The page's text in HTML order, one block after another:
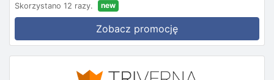
Skorzystano 12 razy.
new
Zobacz promocję